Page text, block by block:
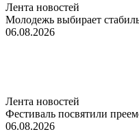
Лента новостей
Молодежь выбирает
06.08.2026
Лента новостей
Фестиваль посвятили
06.08.2026